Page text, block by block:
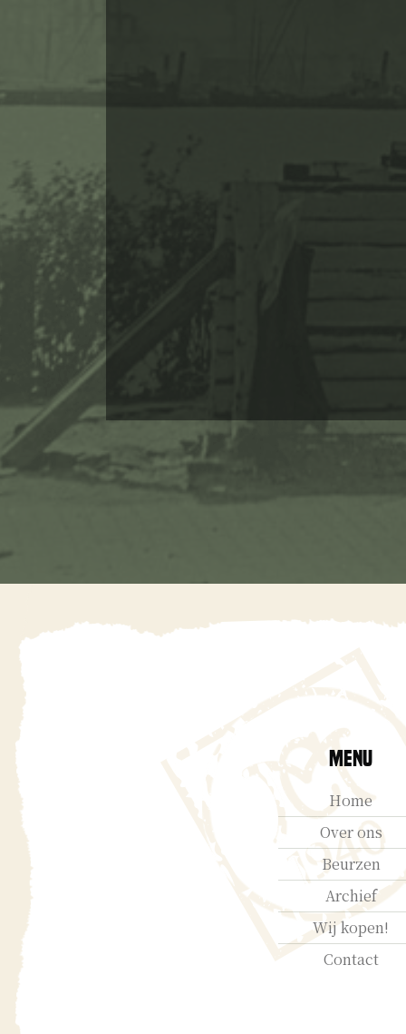
Menu
Home
Over ons
Beurzen
Archief
Wij kopen!
Contact